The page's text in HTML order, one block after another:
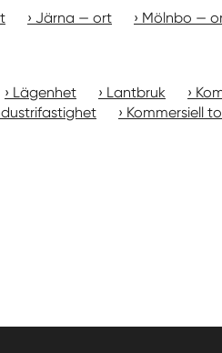
Järna — ort Mölnbo —
Lägenhet Lantbruk
Kommersiell